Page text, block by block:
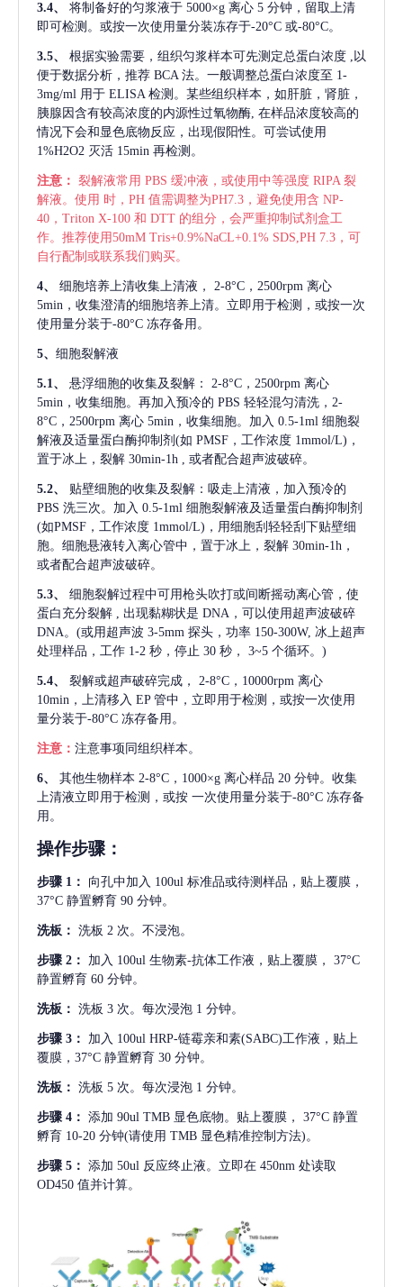
3.4、 将制备好的匀浆液于 5000×g 离心 5 分钟，留取上清
即可检测。或按一次使用量分装冻存于-20°C 或-80°C。
3.5、 根据实验需要，组织匀浆样本可先测定总蛋白浓度 ,以
便于数据分析，推荐 BCA 法。一般调整总蛋白浓度至 1-
3mg/ml 用于 ELISA 检测。某些组织样本，如肝脏，肾脏，
胰腺因含有较高浓度的内源性过氧物酶, 在样品浓度较高的
情况下会和显色底物反应，出现假阳性。可尝试使用
1%H2O2 灭活 15min 再检测。
注意： 裂解液常用 PBS 缓冲液，或使用中等强度 RIPA 裂
解液。使用 时，PH 值需调整为PH7.3，避免使用含 NP-
40，Triton X-100 和 DTT 的组分，会严重抑制试剂盒工
作。推荐使用50mM Tris+0.9%NaCL+0.1% SDS,PH 7.3，可
自行配制或联系我们购买。
4、 细胞培养上清收集上清液，
2-8°C，2500rpm 离心
5min，收集澄清的细胞培养上清。立即用于检测，或按一次
使用量分装于-80°C 冻存备用。
5、 细胞裂解液
5.1、 悬浮细胞的收集及裂解：
2-8°C，2500rpm 离心
5min，收集细胞。再加入预冷的 PBS 轻轻混匀清洗，2-
8°C，2500rpm 离心 5min，收集细胞。加入 0.5-1ml 细胞裂
解液及适量蛋白酶抑制剂(如 PMSF，工作浓度 1mmol/L)，
置于冰上，裂解 30min-1h , 或者配合超声波破碎。
5.2、
贴壁细胞的收集及裂解：吸走上清液，加入预冷的
PBS 洗三次。加入 0.5-1ml 细胞裂解液及适量蛋白酶抑制剂
(如PMSF，工作浓度 1mmol/L)，用细胞刮轻轻刮下贴壁细
胞。细胞悬液转入离心管中，置于冰上，裂解 30min-1h，
或者配合超声波破碎。
5.3、
细胞裂解过程中可用枪头吹打或间断摇动离心管，使
蛋白充分裂解 , 出现黏糊状是 DNA，可以使用超声波破碎
DNA。(或用超声波 3-5mm 探头，功率 150-300W, 冰上超声
处理样品，工作 1-2 秒，停止 30 秒， 3~5 个循环。)
5.4、 裂解或超声破碎完成，
2-8°C，10000rpm 离心
10min，上清移入 EP 管中，立即用于检测，或按一次使用
量分装于-80°C 冻存备用。
注意： 注意事项同组织样本。
6、 其他生物样本 2-8°C，1000×g 离心样品 20 分钟。收集
上清液立即用于检测，或按 一次使用量分装于-80°C 冻存备
用。
操作步骤：
步骤 1： 向孔中加入 100ul 标准品或待测样品，贴上覆膜，
37°C 静置孵育 90 分钟。
洗板： 洗板 2 次。不浸泡。
步骤 2： 加入 100ul 生物素-抗体工作液，贴上覆膜， 37°C
静置孵育 60 分钟。
洗板： 洗板 3 次。每次浸泡 1 分钟。
步骤 3： 加入 100ul HRP-链霉亲和素(SABC)工作液，贴上
覆膜，37°C 静置孵育 30 分钟。
洗板： 洗板 5 次。每次浸泡 1 分钟。
步骤 4： 添加 90ul TMB 显色底物。贴上覆膜， 37°C 静置
孵育 10-20 分钟(请使用 TMB 显色精准控制方法)。
步骤 5： 添加 50ul 反应终止液。立即在 450nm 处读取
OD450 值并计算。